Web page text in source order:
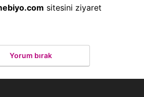
sitesini ziyaret
Yorum bırak